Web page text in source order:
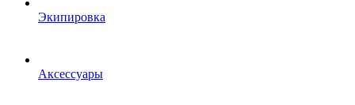
Экипировка
Аксессуары